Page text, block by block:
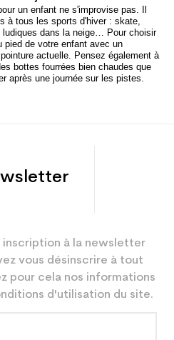
un enfant ne s'improvise pas. Il
à tous les sports d'hiver : skate,
dans la neige… Pour choisir
pied de votre enfant avec un
actuelle. Pensez également à
bottes fourrées bien chaudes que
après une journée sur les pistes.
à la newsletter
vous désinscrire à tout
pour cela nos informations
d'utilisation du site.